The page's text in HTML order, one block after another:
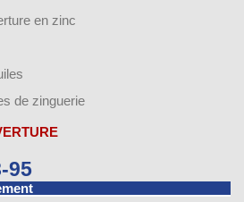
en zinc
de zinguerie
95